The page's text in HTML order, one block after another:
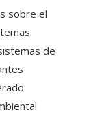
sobre el
de